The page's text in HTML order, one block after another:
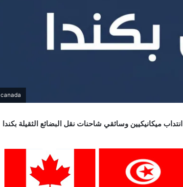
canada
انتداب ميكانيكيين وسائقي شاحنات نقل البضائع الثقيلة بكندا